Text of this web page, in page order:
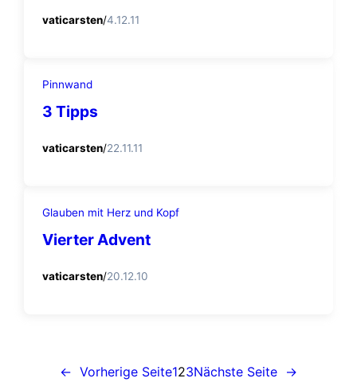
vaticarsten/4.12.11
Pinnwand
3 Tipps
vaticarsten/22.11.11
Glauben mit Herz und Kopf
Vierter Advent
vaticarsten/20.12.10
← Vorherige Seite123Nächste Seite →